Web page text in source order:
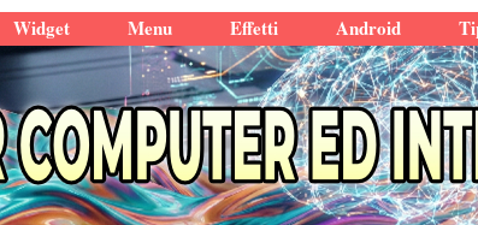
Widget Menu Effetti Android